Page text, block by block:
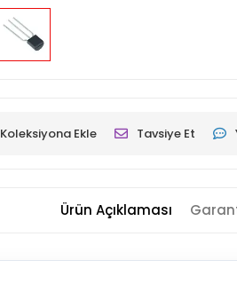
Koleksiyona Ekle Tavsiye Et
Ürün Açıklaması